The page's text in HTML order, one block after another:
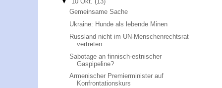
Gemeinsame Sache
Ukraine: Hunde als lebende Minen
Russland nicht im UN-Menschenrechtsrat
vertreten
Sabotage an finnisch-estnischer
Gaspipeline?
Armenischer Premierminister auf
Konfrontationskurs